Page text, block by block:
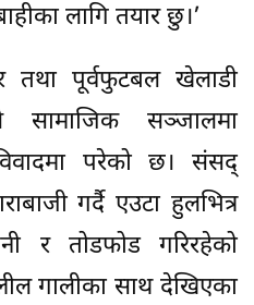
लागि तयार छु।’
तथा पूर्वफुटबल खेलाडी
सामाजिक सञ्जालमा
परेको छ। संसद्
गर्दै एउटा हुलभित्र
र तोडफोड गरिरहेको
गालीका साथ देखिएका